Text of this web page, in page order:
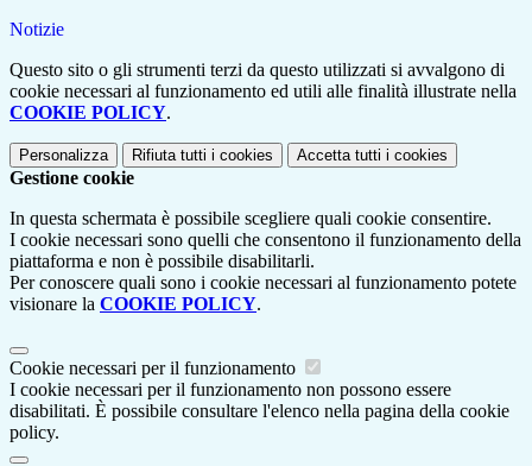
Notizie
Questo sito o gli strumenti terzi da questo utilizzati si avvalgono di
cookie necessari al funzionamento ed utili alle finalità illustrate nella
COOKIE POLICY.
Personalizza Rifiuta tutti i cookies Accetta tutti i cookies
Gestione cookie
In questa schermata è possibile scegliere quali cookie consentire.
I cookie necessari sono quelli che consentono il funzionamento della
piattaforma e non è possibile disabilitarli.
Per conoscere quali sono i cookie necessari al funzionamento potete
visionare la COOKIE POLICY.
Cookie necessari per il funzionamento
I cookie necessari per il funzionamento non possono essere
disabilitati. È possibile consultare l'elenco nella pagina della cookie
policy.